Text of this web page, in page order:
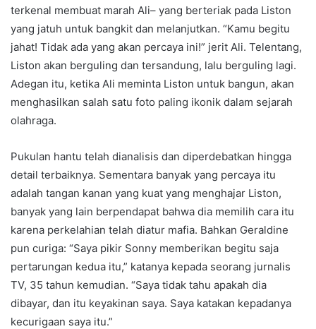
terkenal membuat marah Ali– yang berteriak pada Liston
yang jatuh untuk bangkit dan melanjutkan. “Kamu begitu
jahat! Tidak ada yang akan percaya ini!” jerit Ali. Telentang,
Liston akan berguling dan tersandung, lalu berguling lagi.
Adegan itu, ketika Ali meminta Liston untuk bangun, akan
menghasilkan salah satu foto paling ikonik dalam sejarah
olahraga.
Pukulan hantu telah dianalisis dan diperdebatkan hingga
detail terbaiknya. Sementara banyak yang percaya itu
adalah tangan kanan yang kuat yang menghajar Liston,
banyak yang lain berpendapat bahwa dia memilih cara itu
karena perkelahian telah diatur mafia. Bahkan Geraldine
pun curiga: “Saya pikir Sonny memberikan begitu saja
pertarungan kedua itu,” katanya kepada seorang jurnalis
TV, 35 tahun kemudian. “Saya tidak tahu apakah dia
dibayar, dan itu keyakinan saya. Saya katakan kepadanya
kecurigaan saya itu.”